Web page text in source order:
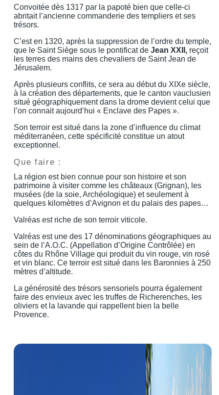
Convoitée dès 1317 par la papoté bien que celle-ci
abritait l’ancienne commanderie des templiers et ses
trésors.
C’est en 1320, après la suppression de l’ordre du temple,
que le Saint Siège sous le pontificat deJean XXII, reçoit
les terres des mains des chevaliers de Saint Jean de
Jérusalem.
Après plusieurs conflits, ce sera au début du XIXe siècle,
à la création des départements, que le canton vauclusien
situé géographiquement dans la drome devient celui que
l’on connait aujourd’hui « Enclave des Papes ».
Son terroir est situé dans la zone d’influence du climat
méditerranéen, cette spécificité constitue un atout
exceptionnel.
Que faire :
La région est bien connue pour son histoire et son
patrimoine à visiter comme les châteaux (Grignan), les
musées (de la soie, Archéologique) et seulement à
quelques kilomètres d’Avignon et du palais des papes…
Valréas est riche de son terroir viticole.
Valréas est une des 17 dénominations géographiques au
sein de l’A.O.C. (Appellation d’Origine Contrôlée) en
côtes du Rhône Village qui produit du vin rouge, vin rosé
et vin blanc. Ce terroir est situé dans les Baronnies à 250
mètres d’altitude.
La générosité des trésors sensoriels pourra également
faire des envieux avec les truffes de Richerenches, les
oliviers et la lavande qui rappellent bien la belle
Provence.